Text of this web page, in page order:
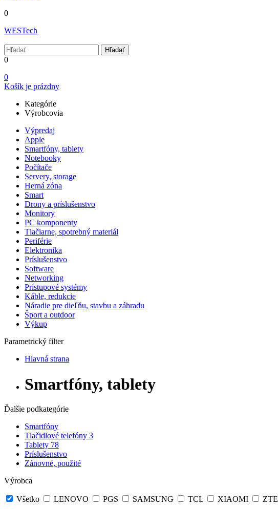
0
WESTech
Hľadať
0
0
Košík je prázdny
Kategórie
Výrobcovia
Výpredaj
Apple
Smartfóny, tablety
Notebooky
Počítače
Servery, storage
Herná zóna
Smart
Drony a príslušenstvo
Monitory
PC komponenty
Tlačiarne, spotrebný materiál
Periférie
Elektronika
Príslušenstvo
Software
Networking
Prístupové systémy
Káble, redukcie
Náradie pre dieľňu, stavbu a záhradu
Šport a outdoor
Výkup
Parametrický filter
Hlavná strana
Smartfóny, tablety
Ďalšie podkategórie
Smartfóny
Tlačidlové telefóny 3
Tablety 78
Príslušenstvo
Zánovné, použité
Výrobca
Všetko LENOVO PGS SAMSUNG TCL XIAOMI
ZTE